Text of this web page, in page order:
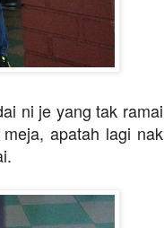
ni je yang tak ramai
apatah lagi nak